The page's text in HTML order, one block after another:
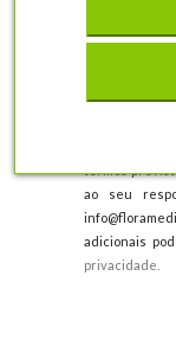
propósito do
a cessação
salvo
termos
ao seu
adicionais
privacidade.